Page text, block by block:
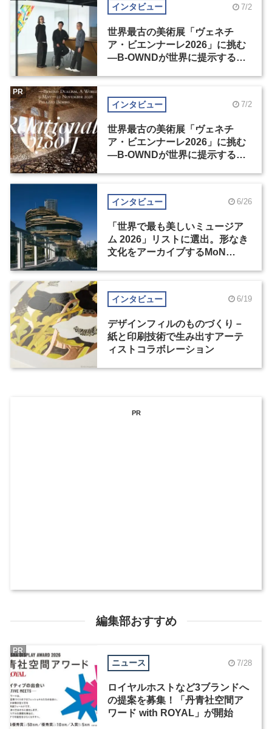
インタビュー 7/2
世界最古の美術展「ヴェネチ
ア・ビエンナーレ2026」に挑む
―B-OWNDが世界に提示する美
インタビュー 7/2
世界最古の美術展「ヴェネチ
ア・ビエンナーレ2026」に挑む
―B-OWNDが世界に提示する美
PR
インタビュー 6/26
「世界で最も美しいミュージア
ム 2026」リストに選出。形なき
文化をアーカイブするMoN
インタビュー 6/19
デザインフィルのものづくり－
紙と印刷技術で生み出すアーテ
ィストコラボレーション
PR
編集部おすすめ
ニュース 7/28
ロイヤルホストなど3ブランドへ
の提案を募集！「丹青社空間ア
ワード with ROYAL」が開始
PR